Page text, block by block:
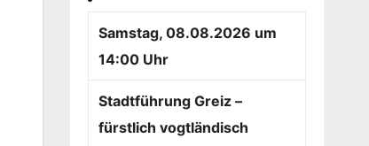
Samstag, 08.08.2026 um
14:00 Uhr
Stadtführung Greiz –
fürstlich vogtländisch